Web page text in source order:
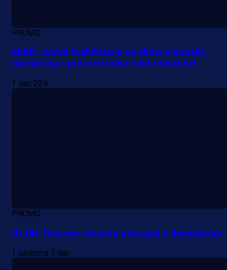
PROMO
MrBit: Isprati kvalifikacije za elitna evropska
takmičenja i preuzmi bonus dobrodošlice!
1 dan 20 h
PROMO
Uz BH Telecom ostanite povezani s domovinom
1 sedmica 1 dan